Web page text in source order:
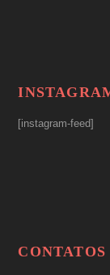
[instagram-feed]
CONTATOS